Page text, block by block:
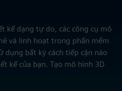
kế dạng tự do, các công cụ mô
và linh hoạt trong phần mềm
dụng bất kỳ cách tiếp cận nào
kế của bạn. Tạo mô hình 3D